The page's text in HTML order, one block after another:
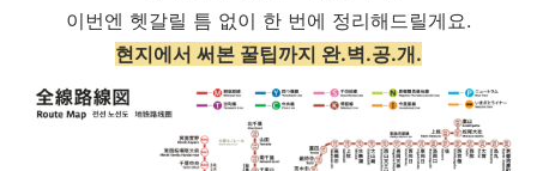
이번엔 헷갈릴 틈 없이 한 번에 정리해드릴게요.
현지에서 써본 꿀팁까지 완.벽.공.개.